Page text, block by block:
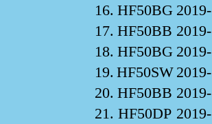
16. HF50BG
17. HF50BB
18. HF50BG
19. HF50SW
20. HF50BB
21. HF50DP